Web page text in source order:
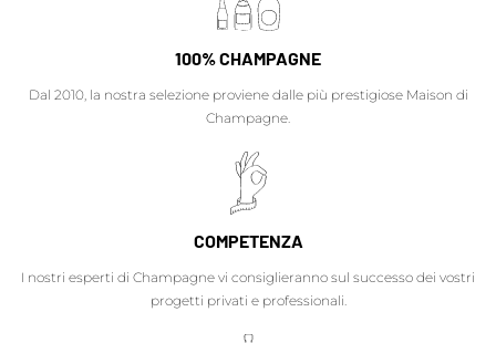
100% CHAMPAGNE
Dal 2010, la nostra selezione proviene dalle più prestigiose Maison di
Champagne.
COMPETENZA
I nostri esperti di Champagne vi consiglieranno sul successo dei vostri
progetti privati e professionali.